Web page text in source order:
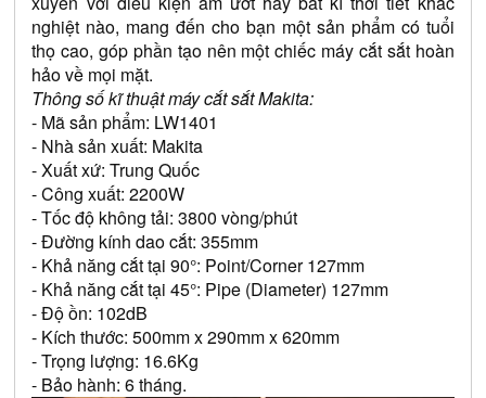
nghiệt nào, mang đến cho bạn một sản phẩm có tuổi
thọ cao, góp phần tạo nên một chiếc máy cắt sắt hoàn
hảo về mọi mặt.
Thông số kĩ thuật máy cắt sắt Makita:
- Mã sản phẩm: LW1401
- Nhà sản xuất: Makita
- Xuất xứ: Trung Quốc
- Công xuất: 2200W
- Tốc độ không tải: 3800 vòng/phút
- Đường kính dao cắt: 355mm
- Khả năng cắt tại 90°: Point/Corner 127mm
- Khả năng cắt tại 45°: Pipe (Diameter) 127mm
- Độ ồn: 102dB
- Kích thước: 500mm x 290mm x 620mm
- Trọng lượng: 16.6Kg
- Bảo hành: 6 tháng.